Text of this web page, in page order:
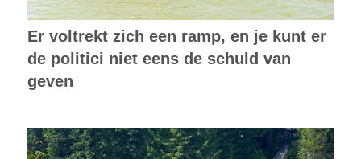
Er voltrekt zich een ramp, en je kunt er
de politici niet eens de schuld van
geven